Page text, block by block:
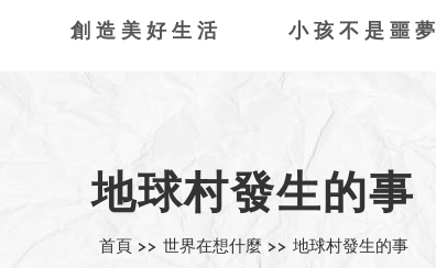
創造美好生活 小孩不是噩夢
地球村發生的事
首頁 >> 世界在想什麼 >> 地球村發生的事